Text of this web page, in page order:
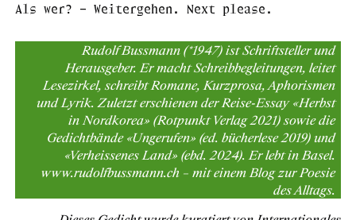
Als wer? – Weitergehen. Next please.
Rudolf Bussmann (*1947) ist Schriftsteller und
Herausgeber. Er macht Schreibbegleitungen, leitet
Lesezirkel, schreibt Romane, Kurzprosa, Aphorismen
und Lyrik. Zuletzt erschienen der Reise-Essay «Herbst
in Nordkorea» (Rotpunkt Verlag 2021) sowie die
Gedichtbände «Ungerufen» (ed. bücherlese 2019) und
«Verheissenes Land» (ebd. 2024). Er lebt in Basel.
www.rudolfbussmann.ch – mit einem Blog zur Poesie
des Alltags.